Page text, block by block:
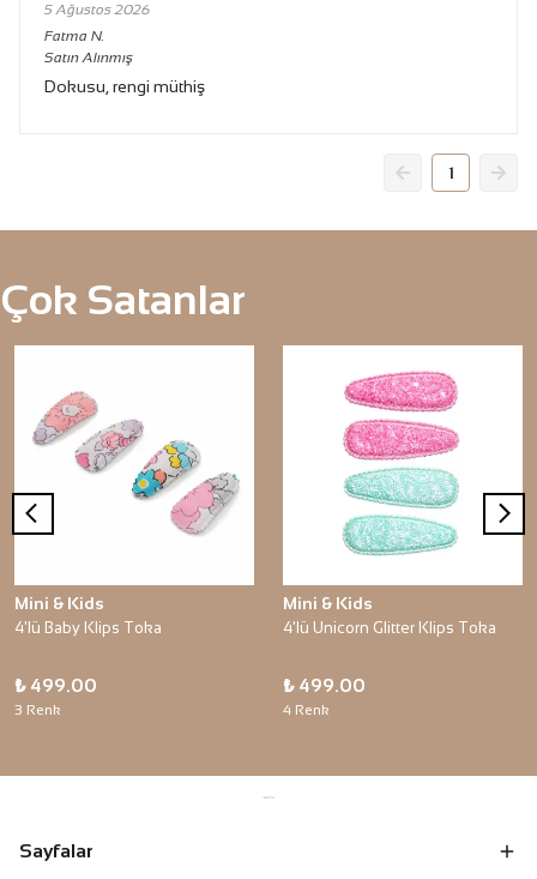
5 Ağustos 2026
Fatma N.
Satın Alınmış
Dokusu, rengi müthiş
1
Çok Satanlar
Mini & Kids
4'lü Baby Klips Toka
₺ 499.00
3 Renk
Mini & Kids
4'lü Unicorn Glitter Klips Toka
₺ 499.00
4 Renk
Sayfalar